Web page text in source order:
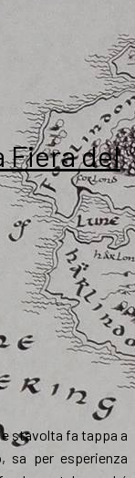
Fiera del
e stavolta fa tappa a
sa per esperienza